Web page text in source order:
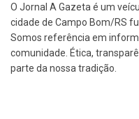
O Jornal A Gazeta é um
cidade de Campo Bom/RS
Somos referência em
comunidade. Ética,
parte da nossa tradição.